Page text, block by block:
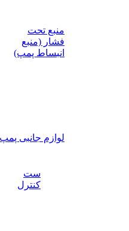
منبع تحت
فشار (منبع
انبساط پمپ)
لوازم جانبی پمپ
ست
کنترل